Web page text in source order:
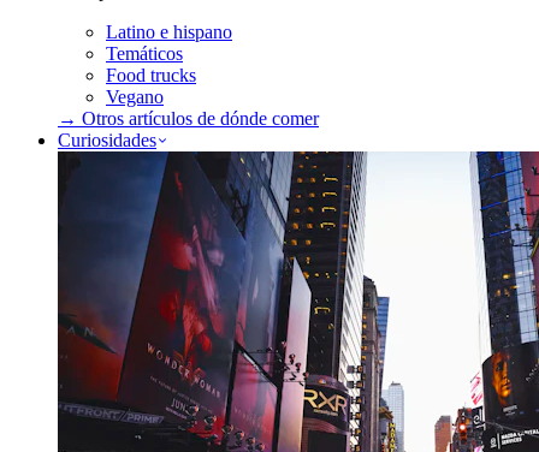
Latino e hispano
Temáticos
Food trucks
Vegano
→ Otros artículos de dónde comer
Curiosidades